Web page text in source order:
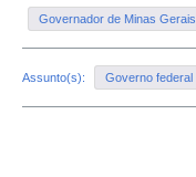
Governador de Minas Gerais
Assunto(s): Governo federal